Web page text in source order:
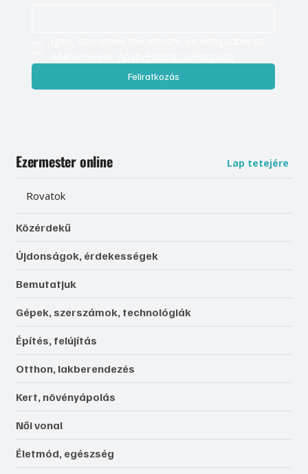
Feliratkozás
Ezermester online Lap tetejére
Rovatok
Közérdekű
Újdonságok, érdekességek
Bemutatjuk
Gépek, szerszámok, technológiák
Építés, felújítás
Otthon, lakberendezés
Kert, növényápolás
Női vonal
Életmód, egészség